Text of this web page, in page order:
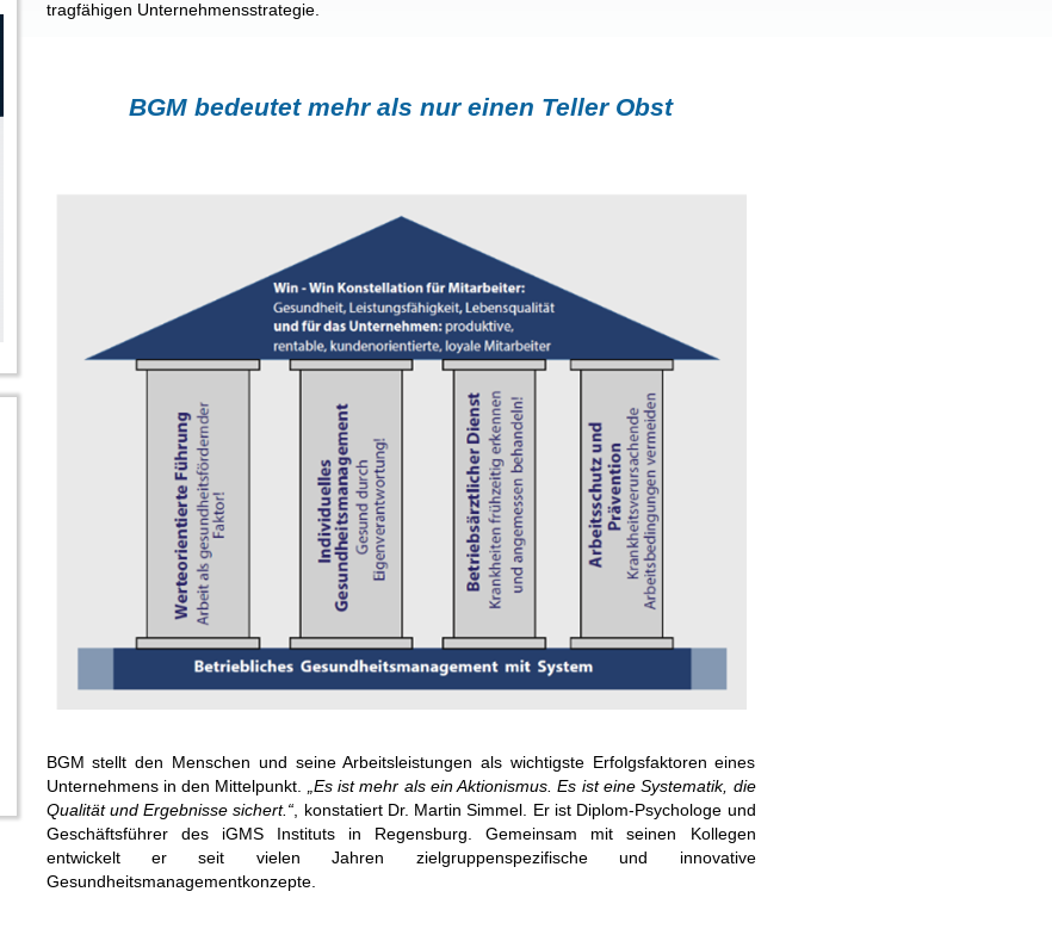
tragfähigen Unternehmensstrategie.
BGM bedeutet mehr als nur einen Teller Obst
BGM stellt den Menschen und seine Arbeitsleistungen als wichtigste Erfolgsfaktoren eines
Unternehmens in den Mittelpunkt.
„Es ist mehr als ein Aktionismus. Es ist eine Systematik, die
Qualität und Ergebnisse sichert.“ , konstatiert Dr. Martin Simmel. Er ist Diplom-Psychologe und
Geschäftsführer des iGMS Instituts in Regensburg. Gemeinsam mit seinen Kollegen
entwickelt er seit vielen Jahren zielgruppenspezifische und innovative
Gesundheitsmanagementkonzepte.